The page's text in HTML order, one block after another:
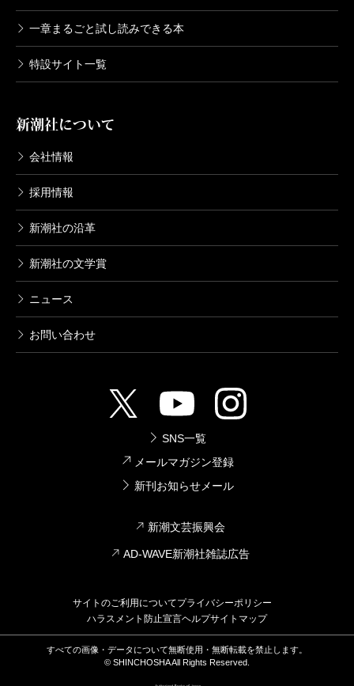
一章まるごと試し読みできる本
特設サイト一覧
新潮社について
会社情報
採用情報
新潮社の沿革
新潮社の文学賞
ニュース
お問い合わせ
SNS一覧
メールマガジン登録
新刊お知らせメール
新潮文芸振興会
AD-WAVE新潮社雑誌広告
サイトのご利用についてプライバシーポリシー
ハラスメント防止宣言ヘルプサイトマップ
すべての画像・データについて無断使用・無断転載を禁止します。
© SHINCHOSHA All Rights Reserved.